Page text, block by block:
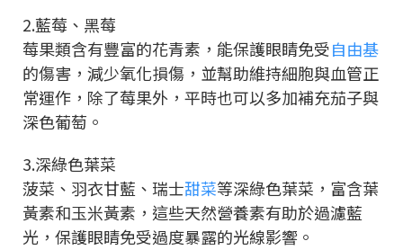
2.藍莓、黑莓
莓果類含有豐富的花青素，能保護眼睛免受自由基
的傷害，減少氧化損傷，並幫助維持細胞與血管正
常運作，除了莓果外，平時也可以多加補充茄子與
深色葡萄。
3.深綠色葉菜
菠菜、羽衣甘藍、瑞士甜菜等深綠色葉菜，富含葉
黃素和玉米黃素，這些天然營養素有助於過濾藍
光，保護眼睛免受過度暴露的光線影響。